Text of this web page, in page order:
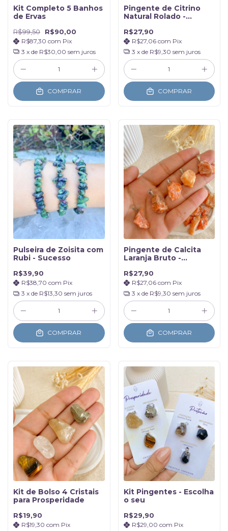
Kit Completo 5 Banhos
de Ervas
R$99,50 R$90,00
R$87,30 com Pix
3 x de R$30,00 sem juros
COMPRAR
Pingente de Citrino
Natural Rolado -
Prosperidade
R$27,90
R$27,06 com Pix
3 x de R$9,30 sem juros
COMPRAR
Pulseira de Zoisita com
Rubi - Sucesso
R$39,90
R$38,70 com Pix
3 x de R$13,30 sem juros
COMPRAR
Pingente de Calcita
Laranja Bruto -
R$27,90
R$27,06 com Pix
3 x de R$9,30 sem juros
COMPRAR
Kit de Bolso 4 Cristais
para Prosperidade
R$19,90
R$19,30 com Pix
Kit Pingentes - Escolha
o seu
R$29,90
R$29,00 com Pix